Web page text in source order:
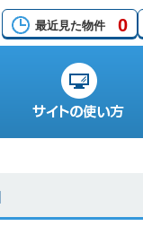
最近見た物件 0